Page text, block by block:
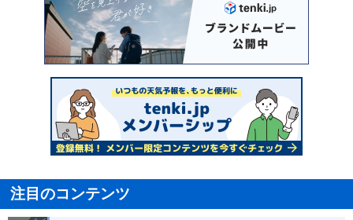
注目のコンテンツ